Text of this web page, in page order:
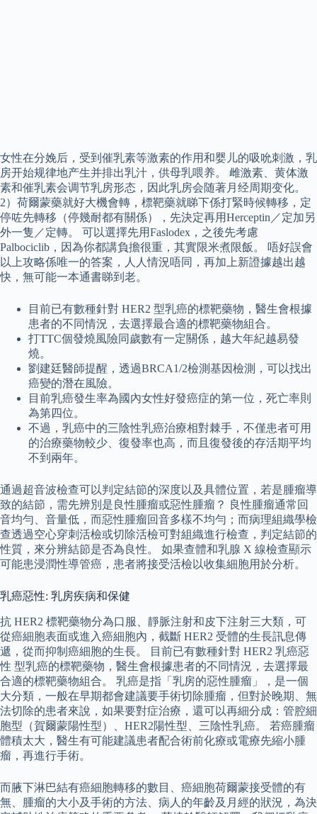
女性在分娩后，受到催乳素等激素的作用和婴儿的吸吮刺激，乳
房开始规律地产生并排出乳汁，供母乳喂养。 雌激素、黄体激
素和催乳素会调节乳房形态，因此乳房会随著月经周期变化。
2）荷爾蒙藥就好大機會轉，標靶藥就睇下係打緊時候轉移，定
停咗先轉移（停幾耐都有關係），先決定再用Herceptin／定加另
外一隻／定轉。 可以選擇先用Faslodex，之後先考慮
Palbociclib，因為你都講負擔很重，其實限米煮限飯。 唔好誤會
以上攻略係唯一的答案，人人情況唔同，再加上新證據越出越
快，無可能一本通書睇到老。
目前已有數種針對 HER2 型乳癌的標靶藥物，醫生會根據
患者的不同情況，去選擇最合適的標靶藥物組合。
打TTC個發燒風險同歲數有一定關係，越大年紀越易發
燒。
劉建廷醫師提醒，透過BRCA1/2檢測基因檢測，可以找出
癌變的潛在風險。
目前乳癌發生率為國內女性好發癌症的第一位，死亡率則
為第四位。
不過，乳癌中的三陰性乳癌治療相對棘手，不僅患者可用
的治療藥物較少、復發率也高，而且復發後的存活期平均
不到兩年。
通過超音波檢查可以判定結節的深度以及具體位置，若是腫瘤導
致的結節，需先辨別是良性腫瘤或惡性腫瘤？ 良性腫瘤通常回
音均勻、音量低，而惡性腫瘤回音多樣不均勻；而病理組織學檢
查透過空心穿刺活檢或切除活檢可對組織進行檢查，判定結節的
性質，來分辨結節是否為良性。 如果查體和乳腺 X 線檢查顯示
可能患浸潤性導管癌，患者將接受活檢以收集細胞用於分析。
乳癌惡性: 乳房疾病和保健
抗 HER2 標靶藥物分為口服、靜脈注射和皮下注射三大類，可
從癌細胞表面或進入癌細胞內，截斷 HER2 受體的生長訊息傳
遞，從而抑制癌細胞的生長。 目前已有數種針對 HER2 乳癌惡
性 型乳癌的標靶藥物，醫生會根據患者的不同情況，去選擇最
合適的標靶藥物組合。 乳癌是指「乳房的惡性腫瘤」，是一個
大分類，一般在早期都會建議要手術切除腫瘤，但對於晚期、無
法切除的患者來說，如果要對症治療，還可以再細分成：管腔細
胞型（賀爾蒙陽性型）、HER2陽性型、三陰性乳癌。 若癌腫瘤
體積太大，醫生有可能建議患者配合術前化療或電療先縮小腫
瘤，再進行手術。
而腋下淋巴結有癌細胞轉移的數目、癌細胞荷爾蒙接受體的有
無、腫瘤的大小及手術的方法、病人的年齡及月經的狀況，為決